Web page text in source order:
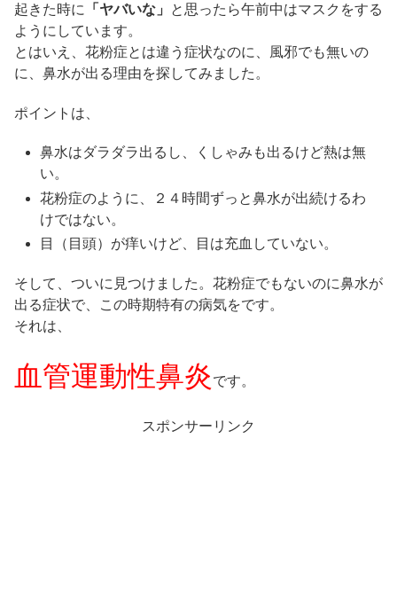
起きた時に
「ヤバいな」
と思ったら午前中はマスクをする
ようにしています。
とはいえ、花粉症とは違う症状なのに、風邪でも無いの
に、鼻水が出る理由を探してみました。
ポイントは、
鼻水はダラダラ出るし、くしゃみも出るけど熱は無
い。
花粉症のように、２４時間ずっと鼻水が出続けるわ
けではない。
目（目頭）が痒いけど、目は充血していない。
そして、ついに見つけました。花粉症でもないのに鼻水が
出る症状で、この時期特有の病気をです。
それは、
血管運動性鼻炎 です。
スポンサーリンク